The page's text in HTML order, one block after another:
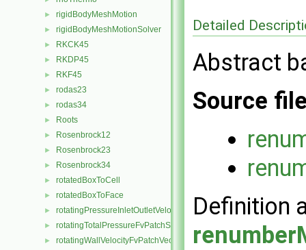
► rigidBodyMeshMotion
► rigidBodyMeshMotionSolver
► RKCK45
► RKDP45
► RKF45
► rodas23
► rodas34
► Roots
► Rosenbrock12
► Rosenbrock23
► Rosenbrock34
► rotatedBoxToCell
► rotatedBoxToFace
► rotatingPressureInletOutletVelocityFvPatchVectorField
► rotatingTotalPressureFvPatchScalarField
► rotatingWallVelocityFvPatchVectorField
Detailed
Abstract
Source
Definition